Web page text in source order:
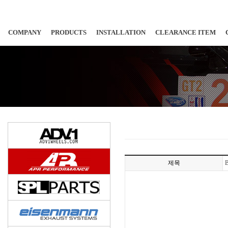
COMPANY PRODUCTS INSTALLATION CLEARANCE ITEM
제목